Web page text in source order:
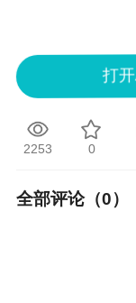
C、3.32
D、1.20
点击图片
打
2253 0
全部评论（0）